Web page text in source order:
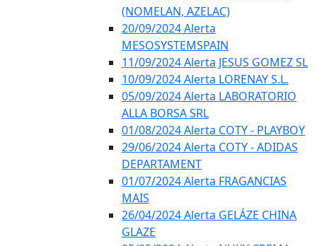
(NOMELAN, AZELAC)
20/09/2024 Alerta
MESOSYSTEMSPAIN
11/09/2024 Alerta JESUS GOMEZ SL
10/09/2024 Alerta LORENAY S.L.
05/09/2024 Alerta LABORATORIO
ALLA BORSA SRL
01/08/2024 Alerta COTY - PLAYBOY
29/06/2024 Alerta COTY - ADIDAS
DEPARTAMENT
01/07/2024 Alerta FRAGANCIAS
MAIS
26/04/2024 Alerta GELÁZE CHINA
GLAZE